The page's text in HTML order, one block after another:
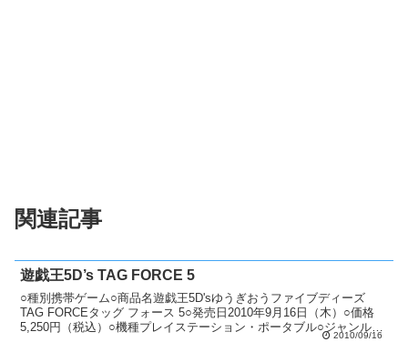
関連記事
遊戯王5D’s TAG FORCE 5
○種別携帯ゲーム○商品名遊戯王5D'sゆうぎおうファイブディーズ
TAG FORCEタッグ フォース 5○発売日2010年9月16日（木）○価格
5,250円（税込）○機種プレイステーション・ポータブル○ジャンル対
2010/09/16